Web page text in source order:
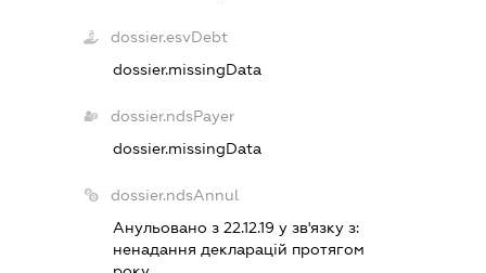
dossier.esvDebt
dossier.missingData
dossier.ndsPayer
dossier.missingData
dossier.ndsAnnul
Анульовано з 22.12.19 у зв'язку з:
ненадання декларацiй протягом